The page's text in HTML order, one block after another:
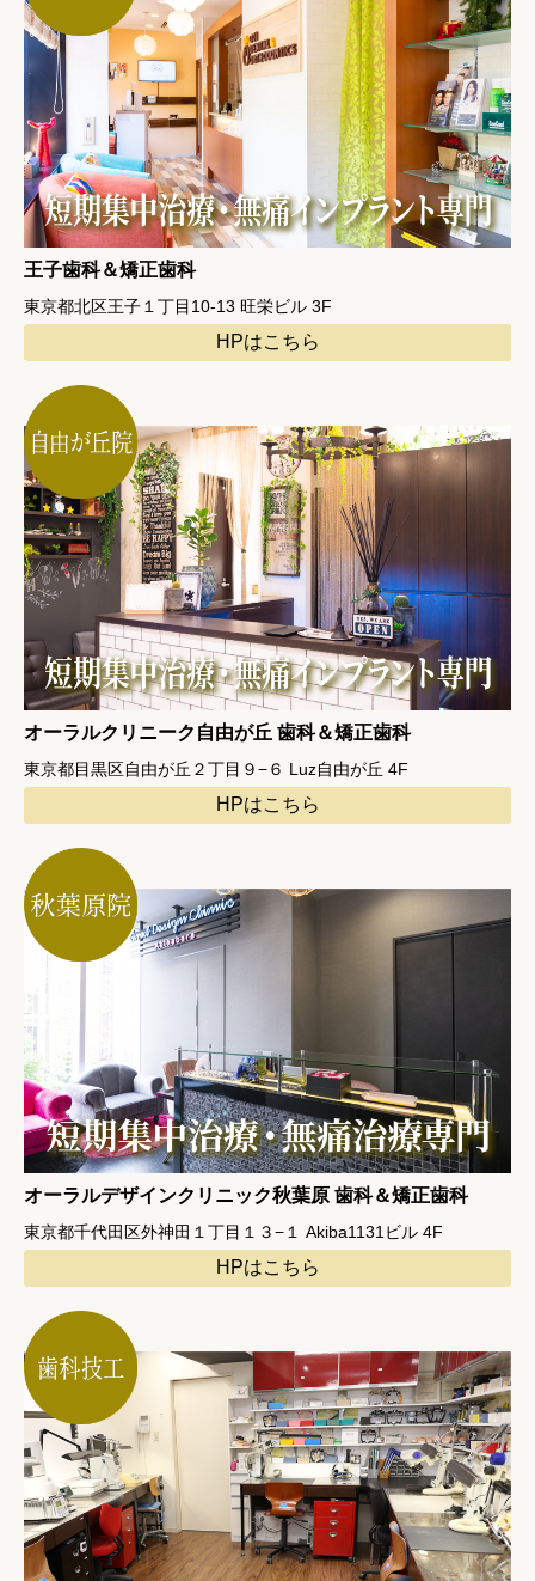
王子歯科＆矯正歯科
東京都北区王子１丁目10-13 旺栄ビル 3F
HPはこちら
オーラルクリニーク自由が丘 歯科＆矯正歯科
東京都目黒区自由が丘２丁目９−６ Luz自由が丘 4F
HPはこちら
オーラルデザインクリニック秋葉原 歯科＆矯正歯科
東京都千代田区外神田１丁目１３−１ Akiba1131ビル 4F
HPはこちら